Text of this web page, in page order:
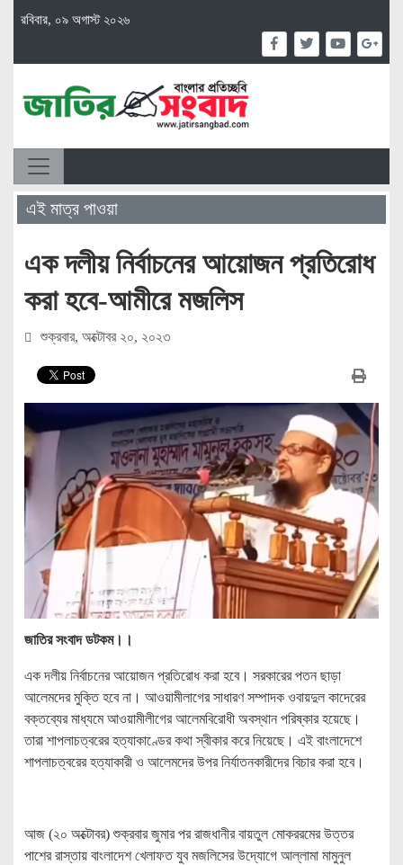
রবিবার, ০৯ অগাস্ট ২০২৬
এই মাত্র পাওয়া
এক দলীয় নির্বাচনের আয়োজন প্রতিরোধ
করা হবে-আমীরে মজলিস
শুক্রবার, অক্টোবর ২০, ২০২৩
জাতির সংবাদ ডটকম।।
এক দলীয় নির্বাচনের আয়োজন প্রতিরোধ করা হবে। সরকারের পতন ছাড়া
আলেমদের মুক্তি হবে না। আওয়ামীলাগের সাধারণ সম্পাদক ওবায়দুল কাদেরের
বক্তব্যের মাধ্যমে আওয়ামীলীগের আলেমবিরোধী অবস্থান পরিষ্কার হয়েছে।
তারা শাপলাচত্বরের হত্যাকাণ্ডের কথা স্বীকার করে নিয়েছে। এই বাংলাদেশে
শাপলাচত্বরের হত্যাকারী ও আলেমদের উপর নির্যাতনকারীদের বিচার করা হবে।
আজ (২০ অক্টোবর) শুক্রবার জুমার পর রাজধানীর বায়তুল মোকররমের উত্তর
পাশের রাস্তায় বাংলাদেশ খেলাফত যুব মজলিসের উদ্যোগে আল্লামা মামুনুল